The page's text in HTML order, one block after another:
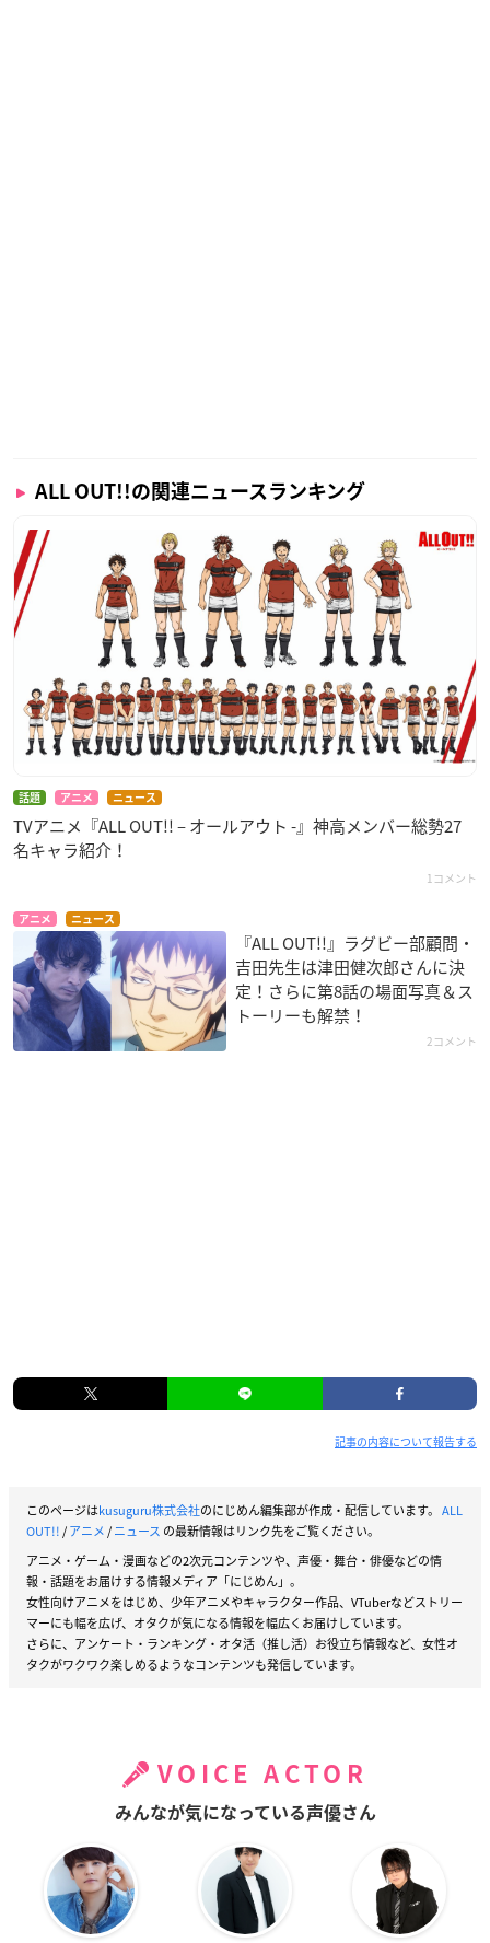
ALL OUT!!の関連ニュースランキング
話題 アニメ ニュース
TVアニメ『ALL OUT!! – オールアウト -』神高メンバー総勢27
名キャラ紹介！
1コメント
アニメ ニュース
『ALL OUT!!』ラグビー部顧問・
吉田先生は津田健次郎さんに決
定！さらに第8話の場面写真＆ス
トーリーも解禁！
2コメント
記事の内容について報告する
このページはkusuguru株式会社のにじめん編集部が作成・配信しています。 ALL
OUT!!/アニメ/ニュース の最新情報はリンク先をご覧ください。
アニメ・ゲーム・漫画などの2次元コンテンツや、声優・舞台・俳優などの情
報・話題をお届けする情報メディア「にじめん」。
女性向けアニメをはじめ、少年アニメやキャラクター作品、VTuberなどストリー
マーにも幅を広げ、オタクが気になる情報を幅広くお届けしています。
さらに、アンケート・ランキング・オタ活（推し活）お役立ち情報など、女性オ
タクがワクワク楽しめるようなコンテンツも発信しています。
VOICE ACTOR
みんなが気になっている声優さん